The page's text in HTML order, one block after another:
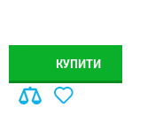
КУПИТИ